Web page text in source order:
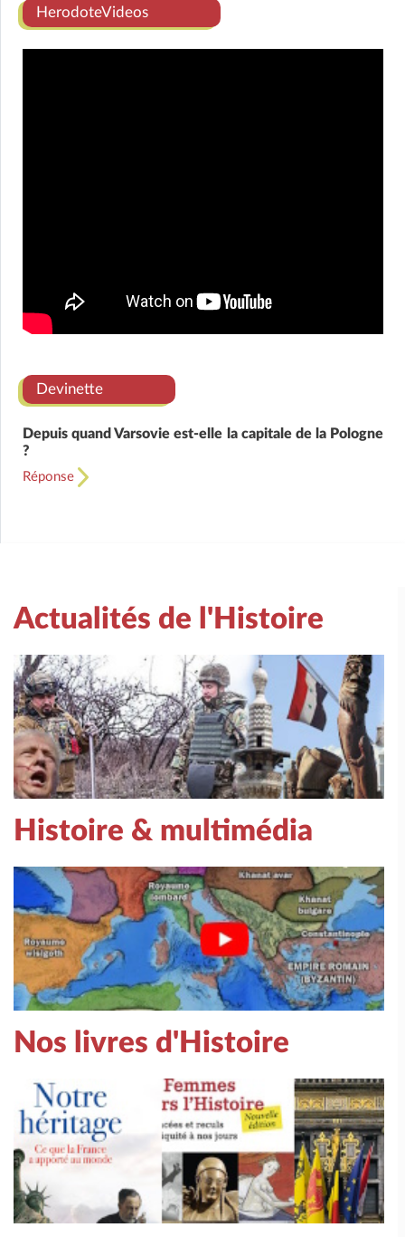
HerodoteVideos
Devinette
Depuis quand Varsovie est-elle la capitale de la Pologne
?
Réponse
Actualités de l'Histoire
Histoire & multimédia
Nos livres d'Histoire